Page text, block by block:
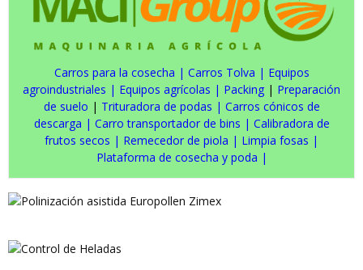
Carros para la cosecha | Carros Tolva | Equipos
agroindustriales | Equipos agrícolas | Packing | Preparación
de suelo | Trituradora de podas | Carros cónicos de
descarga | Carro transportador de bins | Calibradora de
frutos secos | Remecedor de piola | Limpia fosas |
Plataforma de cosecha y poda |